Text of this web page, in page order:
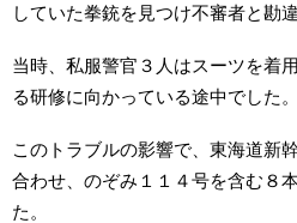
していた拳銃を見つけ不審者と勘
当時、私服警官３人はスーツを着
る研修に向かっている途中でした。
このトラブルの影響で、東海道新
合わせ、のぞみ１１４号を含む８
た。